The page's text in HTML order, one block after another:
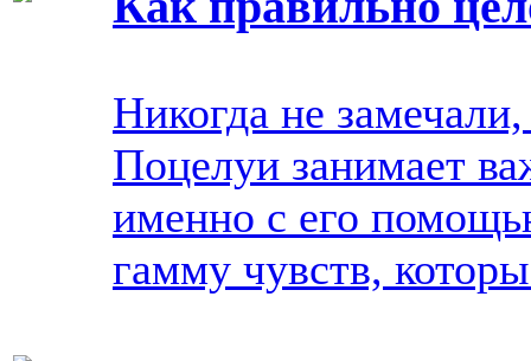
Никогда не
Поцелуи занимает
именно с его
гамму чувств,